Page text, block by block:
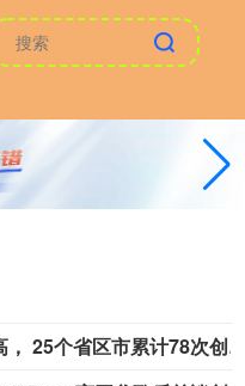
全国用电负荷四创新高， 25个省